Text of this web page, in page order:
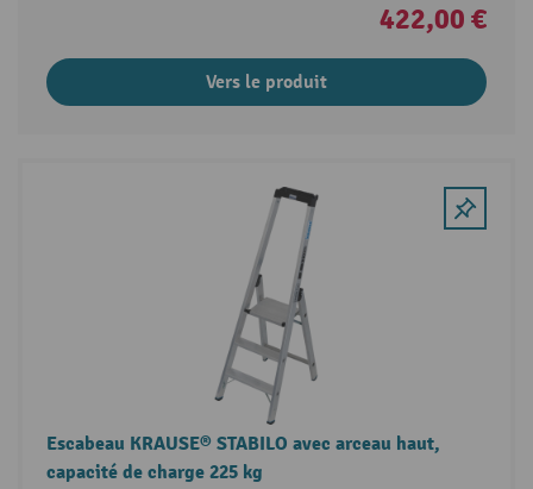
422,00 €
Vers le produit
Escabeau KRAUSE® STABILO avec arceau haut,
capacité de charge 225 kg